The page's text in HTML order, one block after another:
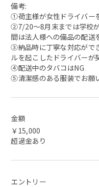
備考:
①荷主様が女性ドライバー
②7/20〜8月末までは学校
間は法人様への備品の配送
③納品時に丁寧な対応がで
ルを起こしたドライバーが
④配送中のタバコはNG
⑤清潔感のある服装でお願
金額
￥15,000
超過金あり
エントリー